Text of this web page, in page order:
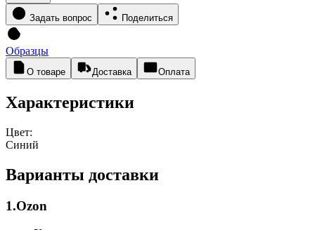
Задать вопрос Поделиться
Образцы
О товаре Доставка Оплата
Характеристики
Цвет:
Синий
Варианты доставки
1.Ozon